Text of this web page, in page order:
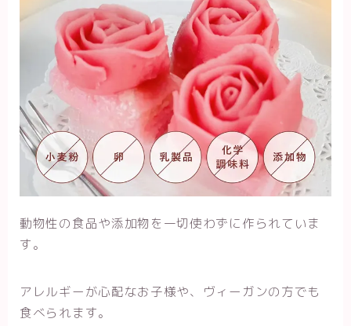
動物性の食品や添加物を一切使わずに作られていま
す。
アレルギーが心配なお子様や、ヴィーガンの方でも
食べられます。